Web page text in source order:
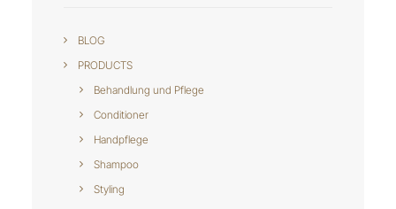
BLOG
PRODUCTS
Behandlung und Pflege
Conditioner
Handpflege
Shampoo
Styling